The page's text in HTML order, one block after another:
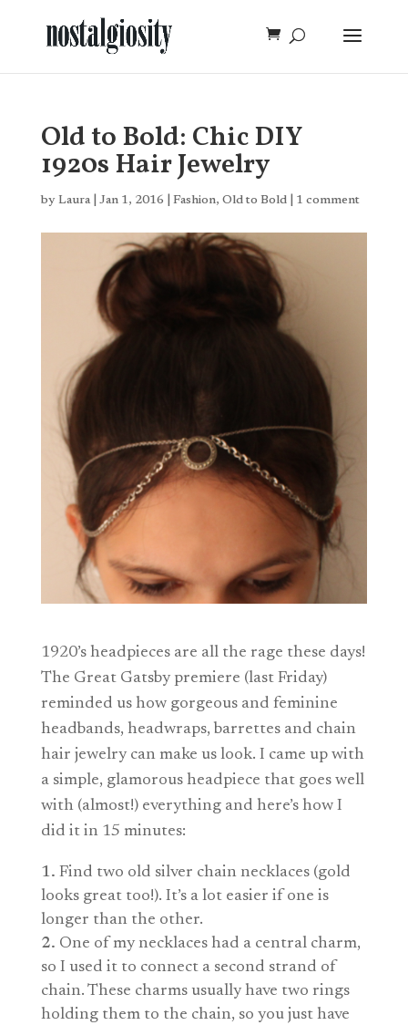
Old to Bold: Chic DIY
1920s Hair Jewelry
by Laura| Jan 1, 2016 Fashion, Old to Bold| 1 comment
1920’s headpieces are all the rage these days!
The Great Gatsby premiere (last Friday)
reminded us how gorgeous and feminine
headbands, headwraps, barrettes and chain
hair jewelry can make us look. I came up with
a simple, glamorous headpiece that goes well
with (almost!) everything and here’s how I
did it in 15 minutes:
Find two old silver chain necklaces (gold
looks great too!). It’s a lot easier if one is
longer than the other.
One of my necklaces had a central charm,
so I used it to connect a second strand of
chain. These charms usually have two rings
holding them to the chain, so you just have